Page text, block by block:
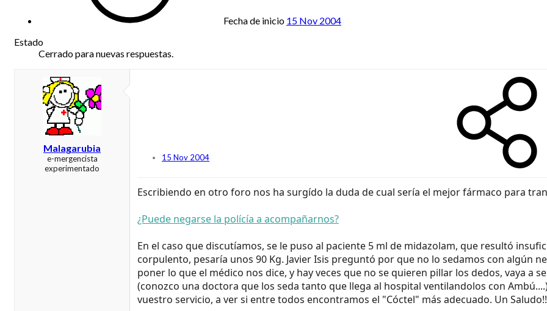
Fecha de inicio 15 Nov 2004
Estado
Cerrado para nuevas respuestas.
Malagarubia
e-mergencista
experimentado
15 Nov 2004
Escribiendo en otro foro nos ha surgído la duda de cual sería el mejor fármaco para
¿Puede negarse la polícía a acompañarnos?
En el caso que discutíamos, se le puso al paciente 5 ml de midazolam, que resultó
corpulento, pesaría unos 90 Kg. Javier Isis preguntó por que no lo sedamos con algún
poner lo que el médico nos dice, y hay veces que no se quieren pillar los dedos, vaya a
(conozco una doctora que los seda tanto que llega al hospital ventilandolos con
vuestro servicio, a ver si entre todos encontramos el "Cóctel" más adecuado. Un